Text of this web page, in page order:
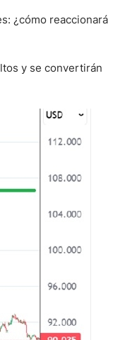
¿cómo reaccionará
y se convertirán